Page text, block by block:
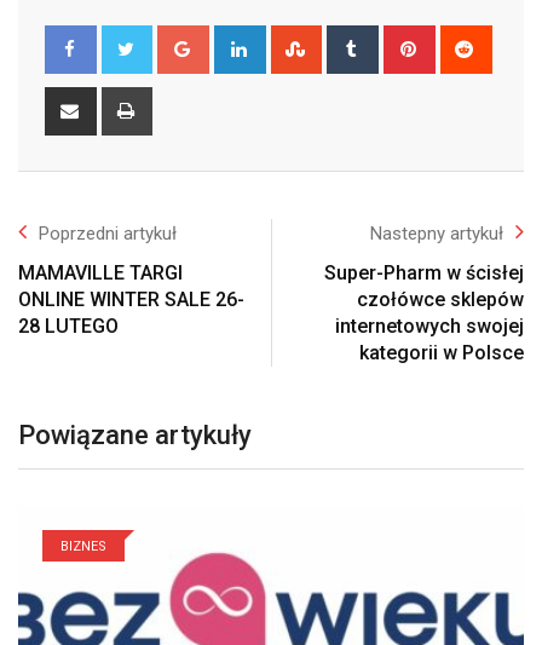
Google+ LinkedIn StumbleUpon
Tumblr Pinterest
Share
Poprzedni artykuł
MAMAVILLE TARGI
ONLINE WINTER SALE 26-
28 LUTEGO
Nastepny artykuł
Super-Pharm w ścisłej
czołówce sklepów
internetowych swojej
kategorii w Polsce
Powiązane artykuły
BIZNES